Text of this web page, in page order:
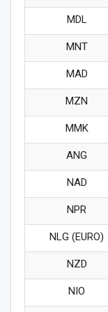
MDL
MNT
MAD
MZN
MMK
ANG
NAD
NPR
NLG (EURO)
NZD
NIO